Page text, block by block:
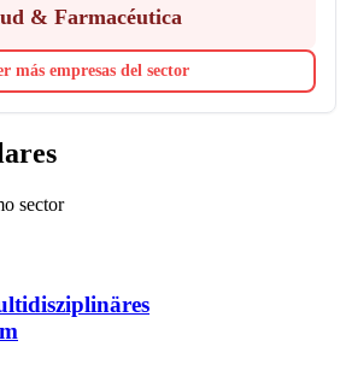
& Farmacéutica
más empresas del sector
sector